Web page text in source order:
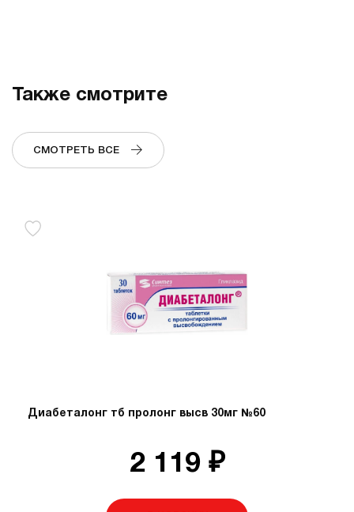
Также смотрите
СМОТРЕТЬ ВСЕ
Диабеталонг тб пролонг высв 30мг №60
2 119 ₽